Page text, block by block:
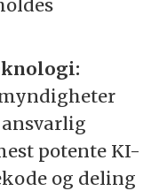
potente KI-
og deling